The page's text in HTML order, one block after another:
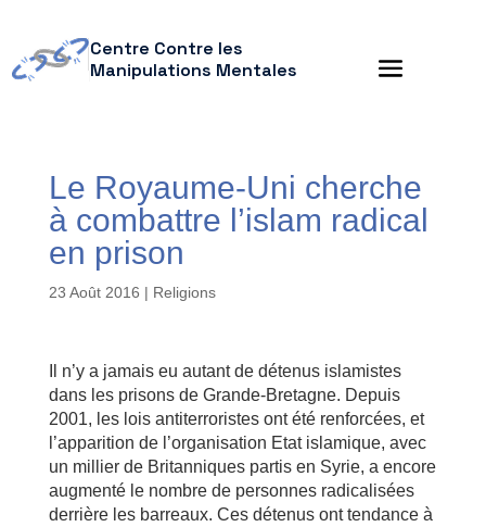
Centre Contre les
Manipulations Mentales
Le Royaume-Uni cherche
à combattre l’islam radical
en prison
23 Août 2016 | Religions
Il n’y a jamais eu autant de détenus islamistes
dans les prisons de Grande-Bretagne. Depuis
2001, les lois antiterroristes ont été renforcées, et
l’apparition de l’organisation Etat islamique, avec
un millier de Britanniques partis en Syrie, a encore
augmenté le nombre de personnes radicalisées
derrière les barreaux. Ces détenus ont tendance à